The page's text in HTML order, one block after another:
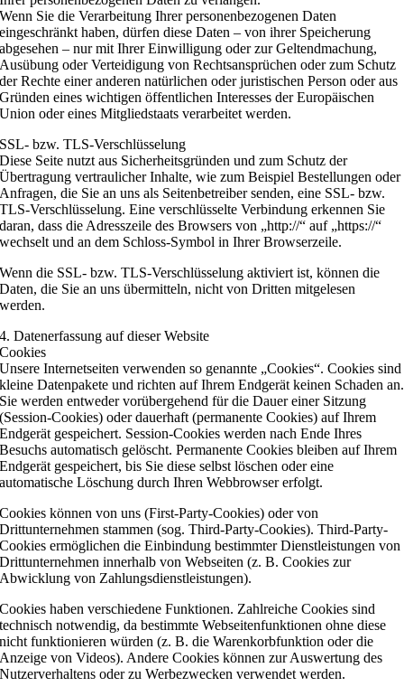
Wenn Sie die Verarbeitung Ihrer personenbezogenen Daten
eingeschränkt haben, dürfen diese Daten – von ihrer Speicherung
abgesehen – nur mit Ihrer Einwilligung oder zur Geltendmachung,
Ausübung oder Verteidigung von Rechtsansprüchen oder zum Schutz
der Rechte einer anderen natürlichen oder juristischen Person oder aus
Gründen eines wichtigen öffentlichen Interesses der Europäischen
Union oder eines Mitgliedstaats verarbeitet werden.
SSL- bzw. TLS-Verschlüsselung
Diese Seite nutzt aus Sicherheitsgründen und zum Schutz der
Übertragung vertraulicher Inhalte, wie zum Beispiel Bestellungen oder
Anfragen, die Sie an uns als Seitenbetreiber senden, eine SSL- bzw.
TLS-Verschlüsselung. Eine verschlüsselte Verbindung erkennen Sie
daran, dass die Adresszeile des Browsers von „http://“ auf „https://“
wechselt und an dem Schloss-Symbol in Ihrer Browserzeile.
Wenn die SSL- bzw. TLS-Verschlüsselung aktiviert ist, können die
Daten, die Sie an uns übermitteln, nicht von Dritten mitgelesen
werden.
4. Datenerfassung auf dieser Website
Cookies
Unsere Internetseiten verwenden so genannte „Cookies“. Cookies sind
kleine Datenpakete und richten auf Ihrem Endgerät keinen Schaden an.
Sie werden entweder vorübergehend für die Dauer einer Sitzung
(Session-Cookies) oder dauerhaft (permanente Cookies) auf Ihrem
Endgerät gespeichert. Session-Cookies werden nach Ende Ihres
Besuchs automatisch gelöscht. Permanente Cookies bleiben auf Ihrem
Endgerät gespeichert, bis Sie diese selbst löschen oder eine
automatische Löschung durch Ihren Webbrowser erfolgt.
Cookies können von uns (First-Party-Cookies) oder von
Drittunternehmen stammen (sog. Third-Party-Cookies). Third-Party-
Cookies ermöglichen die Einbindung bestimmter Dienstleistungen von
Drittunternehmen innerhalb von Webseiten (z. B. Cookies zur
Abwicklung von Zahlungsdienstleistungen).
Cookies haben verschiedene Funktionen. Zahlreiche Cookies sind
technisch notwendig, da bestimmte Webseitenfunktionen ohne diese
nicht funktionieren würden (z. B. die Warenkorbfunktion oder die
Anzeige von Videos). Andere Cookies können zur Auswertung des
Nutzerverhaltens oder zu Werbezwecken verwendet werden.